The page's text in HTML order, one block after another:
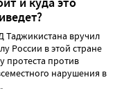
Таджикистана вручил
России в этой стране
протеста против
нарушения в